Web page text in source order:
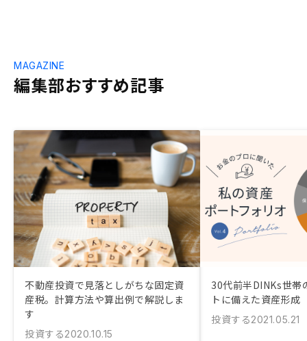
編集部おすすめ記事
MAGAZINE
不動産投資で見落としがちな固定資
産税。計算方法や算出例で解説しま
す
投資する2020.10.15
30代前半DINKs世帯
トに備えた資産形成
投資する2021.05.21